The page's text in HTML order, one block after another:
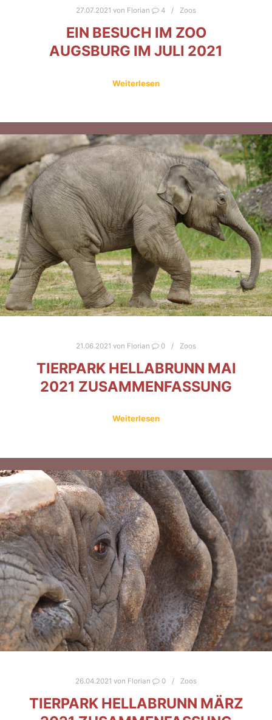
27.07.2021 von Florian 4 Zoos
EIN BESUCH IM ZOO
AUGSBURG IM JULI 2021
Weiterlesen
21.06.2021 von Florian 0 Zoos
TIERPARK HELLABRUNN MAI
2021 ZUSAMMENFASSUNG
Weiterlesen
26.04.2021 von Florian 0 Zoos
TIERPARK HELLABRUNN MÄRZ